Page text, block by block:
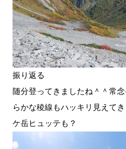
振り返る
随分登ってきましたね＾＾常
らかな稜線もハッキリ見えて
ケ岳ヒュッテも？